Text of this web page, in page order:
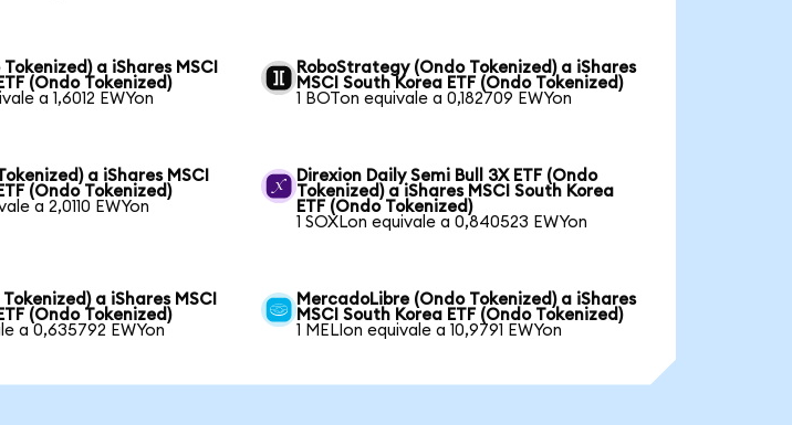
a iShares MSCI
(Ondo Tokenized)
a 1,6012 EWYon
RoboStrategy (Ondo Tokenized) a iShares
MSCI South Korea ETF (Ondo Tokenized)
1 BOTon equivale a 0,182709 EWYon
a iShares MSCI
(Ondo Tokenized)
a 2,0110 EWYon
Direxion Daily Semi Bull 3X ETF (Ondo
Tokenized) a iShares MSCI South Korea
ETF (Ondo Tokenized)
1 SOXLon equivale a 0,840523 EWYon
a iShares MSCI
(Ondo Tokenized)
a 0,635792 EWYon
MercadoLibre (Ondo Tokenized) a iShares
MSCI South Korea ETF (Ondo Tokenized)
1 MELIon equivale a 10,9791 EWYon